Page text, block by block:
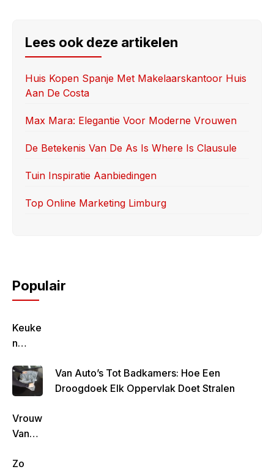
e
b
o
o
k
o
d
o
n
e
Lees ook deze artikelen
Huis Kopen Spanje Met Makelaarskantoor Huis
Aan De Costa
Max Mara: Elegantie Voor Moderne Vrouwen
De Betekenis Van De As Is Where Is Clausule
Tuin Inspiratie Aanbiedingen
Top Online Marketing Limburg
Populair
Keuke
N
–
Gezon
Lekke
R &
L
Van Auto’s Tot Badkamers: Hoe Een
Droogdoek Elk Oppervlak Doet Stralen
Vrouw
Van
De
Zo